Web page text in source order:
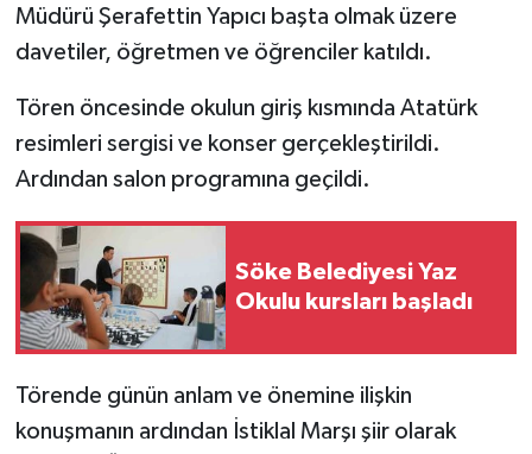
Müdürü Şerafettin Yapıcı başta olmak üzere
davetiler, öğretmen ve öğrenciler katıldı.
Tören öncesinde okulun giriş kısmında Atatürk
resimleri sergisi ve konser gerçekleştirildi.
Ardından salon programına geçildi.
Söke Belediyesi Yaz
Okulu kursları başladı
Törende günün anlam ve önemine ilişkin
konuşmanın ardından İstiklal Marşı şiir olarak